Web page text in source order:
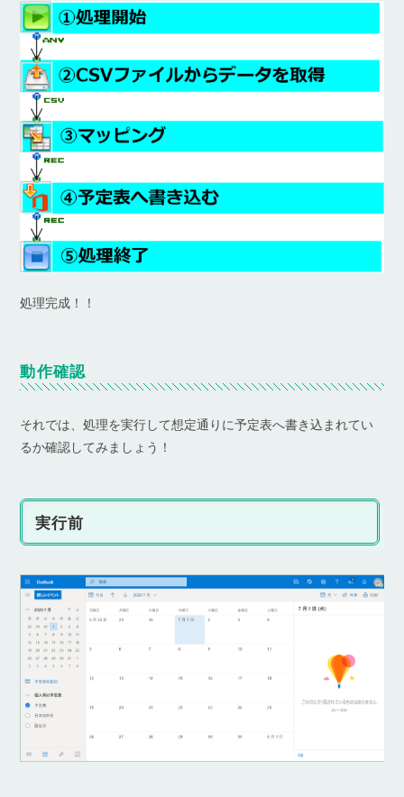
処理完成！！
動作確認
それでは、処理を実行して想定通りに予定表へ書き込まれてい
るか確認してみましょう！
実行前